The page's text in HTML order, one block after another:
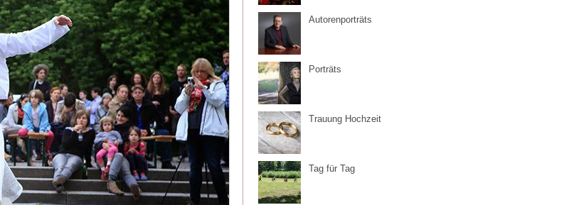
Autorenporträts
Porträts
Trauung Hochzeit
Tag für Tag